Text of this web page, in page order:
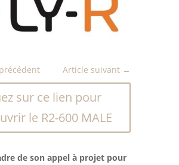
Article suivant →
sur ce lien pour
le R2-600 MALE
de son appel à projet pour